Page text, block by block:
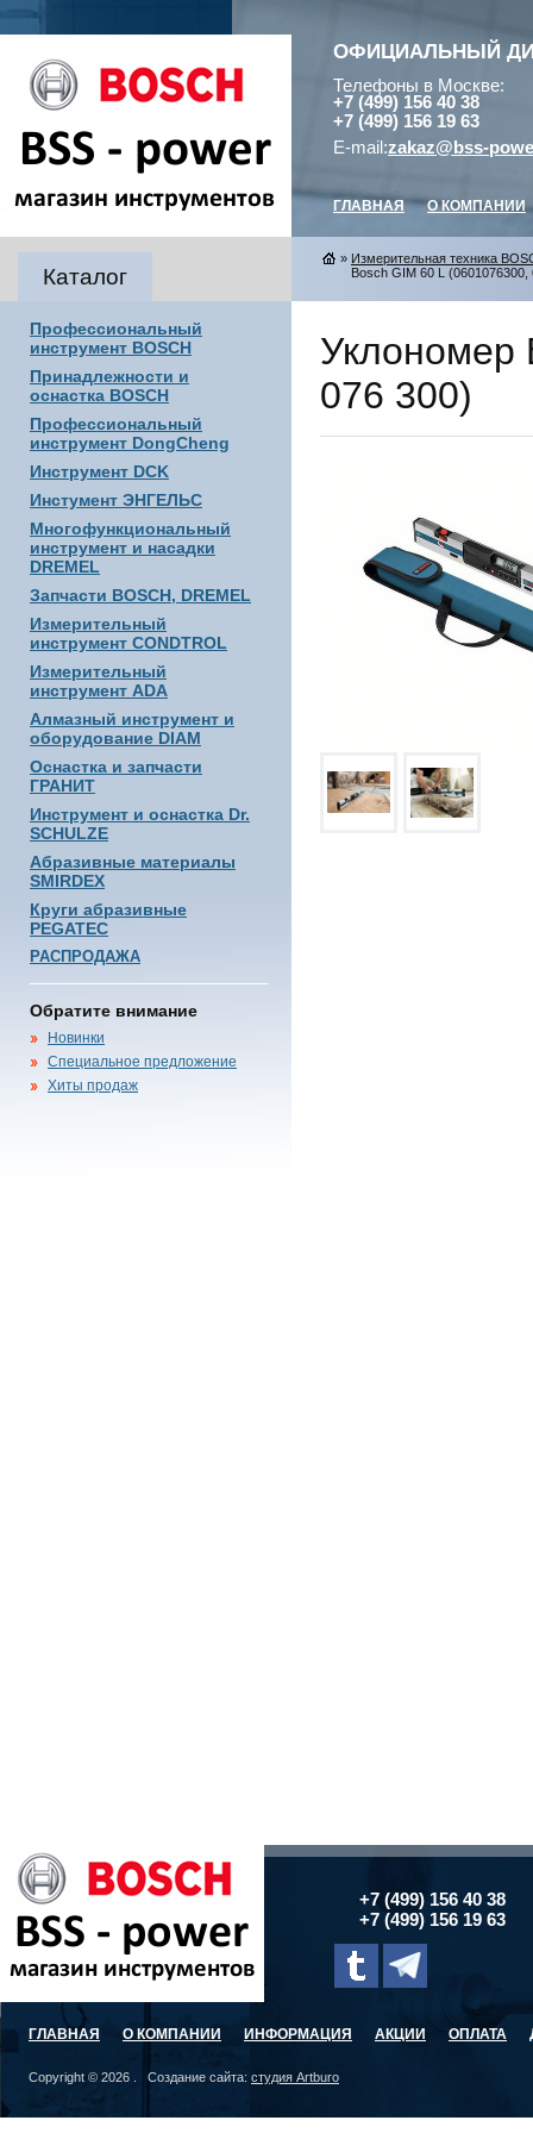
ОФИЦИАЛЬНЫЙ
Телефоны в Москве:
+7 (499) 156 40 38
+7 (499) 156 19 63
E-mail:zakaz@bss-
ГЛАВНАЯ О КОМПАНИИ
Каталог
Профессиональный
инструмент BOSCH
Принадлежности и
оснастка BOSCH
Профессиональный
инструмент DongCheng
Инструмент DCK
Инстумент ЭНГЕЛЬС
Многофункциональный
инструмент и насадки
DREMEL
Запчасти BOSCH, DREMEL
Измерительный
инструмент CONDTROL
Измерительный
инструмент ADA
Алмазный инструмент и
оборудование DIAM
Оснастка и запчасти
ГРАНИТ
Инструмент и оснастка Dr.
SCHULZE
Абразивные материалы
SMIRDEX
Круги абразивные
PEGATEC
РАСПРОДАЖА
Обратите внимание
Новинки
Специальное предложение
Хиты продаж
» Измерительная техника
Bosch GIM 60 L
Уклономер
076 300)
+7 (499) 156 40 38
+7 (499) 156 19 63
ГЛАВНАЯ О КОМПАНИИ ИНФОРМАЦИЯ АКЦИИ ОПЛАТА
Copyright © 2026 . Создание сайта: студия Artburo